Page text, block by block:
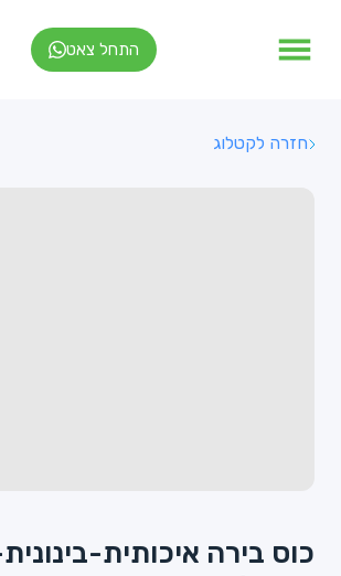
התחל צאט
חזרה לקטלוג